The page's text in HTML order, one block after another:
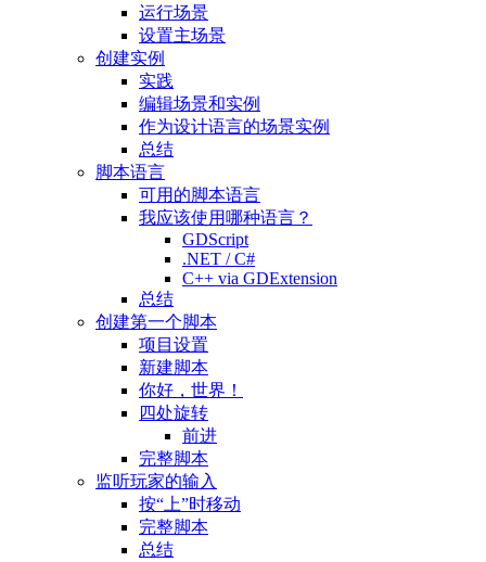
运行场景
设置主场景
创建实例
实践
编辑场景和实例
作为设计语言的场景实例
总结
脚本语言
可用的脚本语言
我应该使用哪种语言？
GDScript
.NET / C#
C++ via GDExtension
总结
创建第一个脚本
项目设置
新建脚本
你好，世界！
四处旋转
前进
完整脚本
监听玩家的输入
按“上”时移动
完整脚本
总结